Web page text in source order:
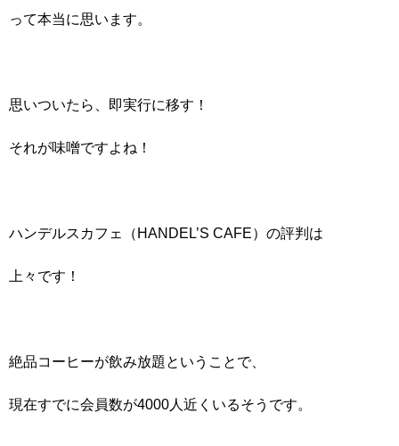
って本当に思います。
思いついたら、即実行に移す！
それが味噌ですよね！
ハンデルスカフェ（HANDEL’S CAFE）の評判は
上々です！
絶品コーヒーが飲み放題ということで、
現在すでに会員数が4000人近くいるそうです。